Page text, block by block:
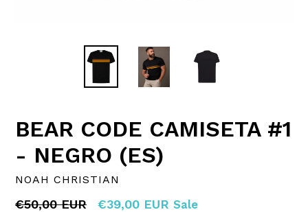
BEAR CODE CAMISETA #1
- NEGRO (ES)
NOAH CHRISTIAN
Regular
€50,00 EUR €39,00 EUR Sale